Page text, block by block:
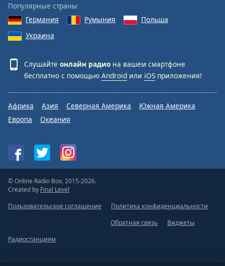
Популярные страны
Германия
Румыния
Польша
Украина
Слушайте онлайн радио на вашем смартфоне
бесплатно с помощью Android или iOS приложения!
Африка Азия Северная Америка
Южная Америка
Европа
Океания
© Online Radio Box, 2015-2026.
Created by Final Level
Пользовательское соглашение
Политика конфиденциальности
Обратная связь
Виджеты
Радиостанциям